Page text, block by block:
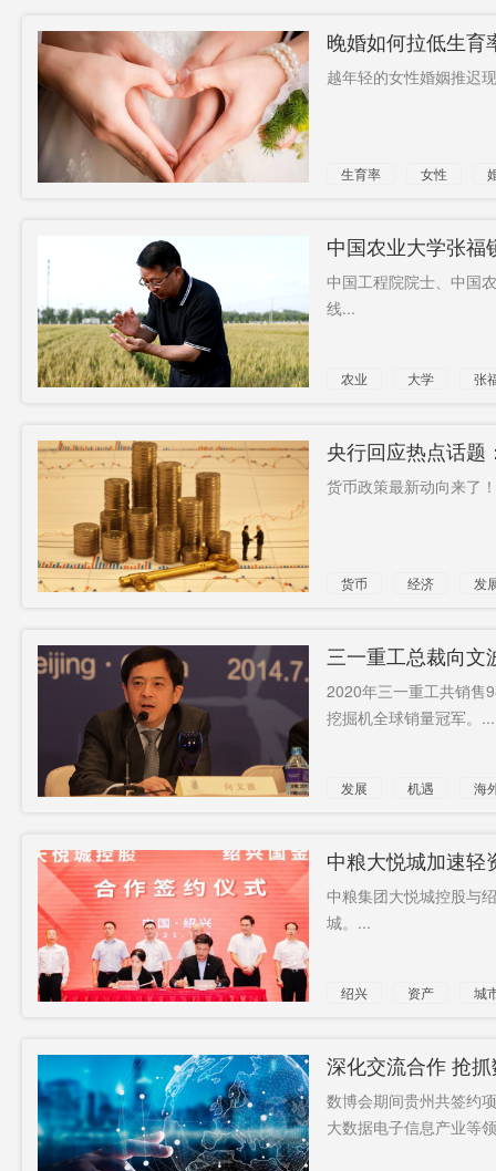
晚婚如何拉低生育
越年轻的女性婚姻推迟
生育率 女性
中国农业大学张福
兴
中国工程院院士、中国
线...
农业 大学 张
央行回应热点话题
货币政策最新动向来了
货币 经济 发
三一重工总裁向文
2020年三一重工共销售
挖掘机全球销量冠军。...
发展 机遇 海
中粮大悦城加速轻
中粮集团大悦城控股与
城。...
绍兴 资产 城
深化交流合作 抢
数博会期间贵州共签约
大数据电子信息产业等